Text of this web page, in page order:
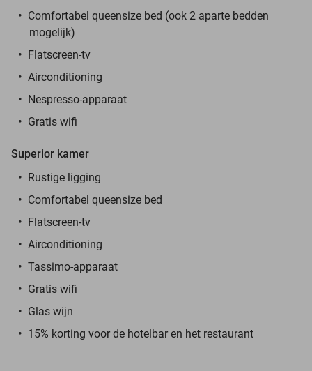
Comfortabel queensize bed (ook 2 aparte bedden
mogelijk)
Flatscreen-tv
Airconditioning
Nespresso-apparaat
Gratis wifi
Superior kamer
Rustige ligging
Comfortabel queensize bed
Flatscreen-tv
Airconditioning
Tassimo-apparaat
Gratis wifi
Glas wijn
15% korting voor de hotelbar en het restaurant